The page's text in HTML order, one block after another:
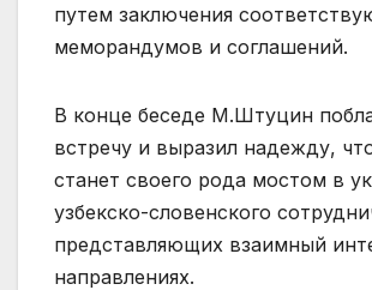
путем заключения
меморандумов и соглашений.
В конце беседе М.Штуцин
встречу и выразил надежду,
станет своего рода мостом в
узбекско-словенского
представляющих взаимный
направлениях.